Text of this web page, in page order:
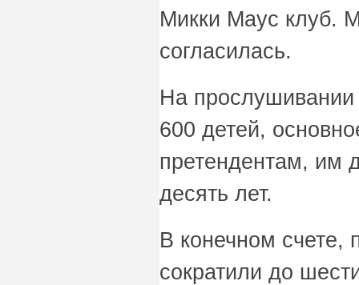
Микки Маус клуб.
согласилась.
На прослушивании
600 детей,
претендентам, им
десять лет.
В конечном счете,
сократили до